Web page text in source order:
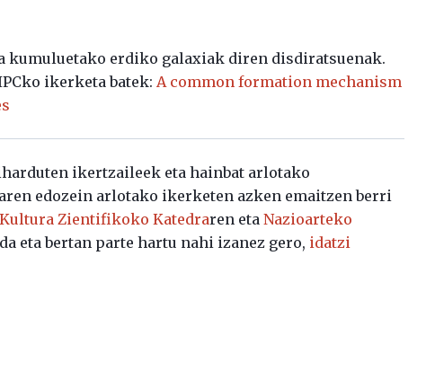
kumuluetako erdiko galaxiak diren disdiratsuenak.
ikerketa batek:A common formation mechanism
ikertzaileek eta hainbat arlotako
edozein arlotako ikerketen azken emaitzen berri
Kultura Zientifikoko Katedraren etaNazioarteko
eta bertan parte hartu nahi izanez gero, idatzi